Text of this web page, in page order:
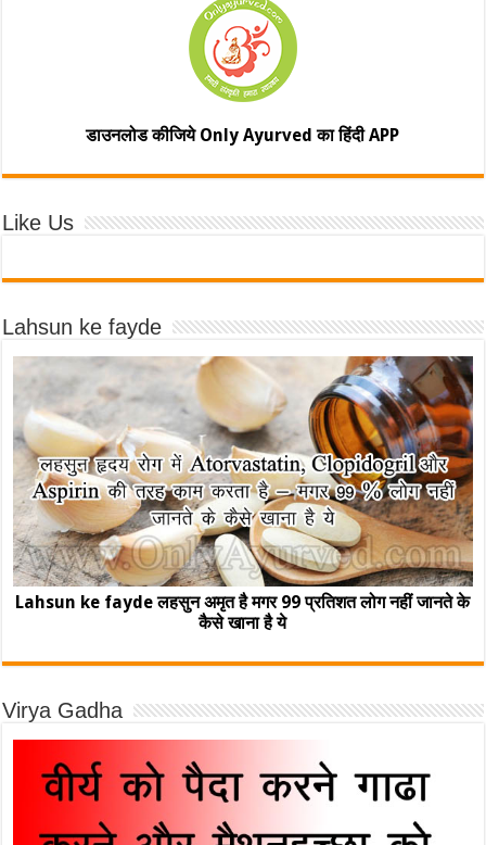
डाउनलोड कीजिये Only Ayurved का हिंदी APP
Like Us
Lahsun ke fayde
Lahsun ke fayde लहसुन अमृत है मगर 99 प्रतिशत लोग नहीं जानते के
कैसे खाना है ये
Virya Gadha